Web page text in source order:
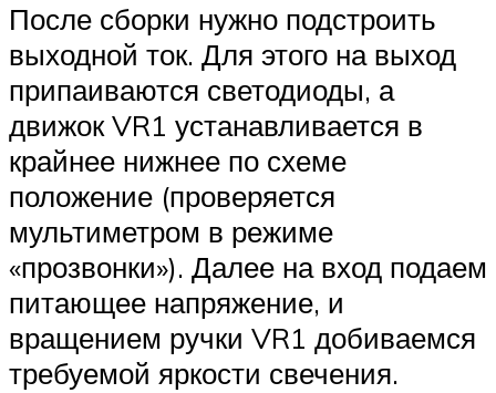
После сборки нужно подстроить
выходной ток. Для этого на выход
припаиваются светодиоды, а
движок VR1 устанавливается в
крайнее нижнее по схеме
положение (проверяется
мультиметром в режиме
«прозвонки»). Далее на вход подаем
питающее напряжение, и
вращением ручки VR1 добиваемся
требуемой яркости свечения.